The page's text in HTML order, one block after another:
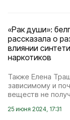
«Рак души»:
рассказала о
влиянии
наркотиков
Также Елена
зависимому и
веществ не
25 июня 2024, 17:31